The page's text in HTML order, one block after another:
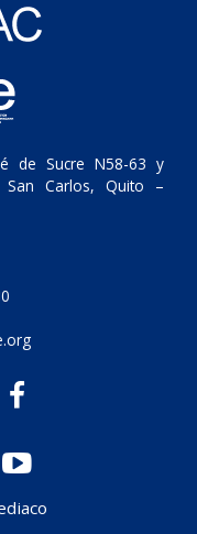
de Sucre N58-63 y
San Carlos, Quito –